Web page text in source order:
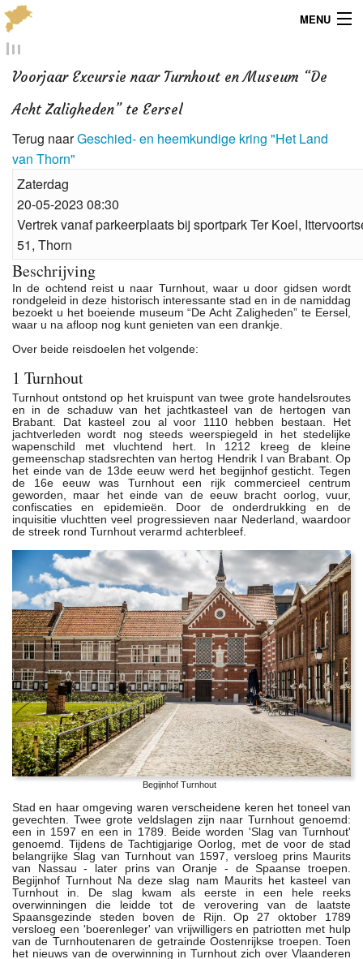
MENU
Menu
Dialect
Locaties
Kaarten
Overig
Verenigingsinfo
Voorjaar Excursie naar Turnhout en Museum “De
Acht Zaligheden” te Eersel
Terug naarGeschied- en heemkundige kring "Het Land
van Thorn"
Zaterdag
20-05-2023 08:30
Vertrek vanaf parkeerplaats bij sportpark Ter Koel,
51, Thorn
Beschrijving
In de ochtend reist u naar Turnhout, waar u door gidsen wordt
rondgeleid in deze historisch interessante stad en in de namiddag
bezoekt u het boeiende museum “De Acht Zaligheden” te Eersel,
waar u na afloop nog kunt genieten van een drankje.
Over beide reisdoelen het volgende:
1 Turnhout
Turnhout ontstond op het kruispunt van twee grote handelsroutes
en in de schaduw van het jachtkasteel van de hertogen van
Brabant. Dat kasteel zou al voor 1110 hebben bestaan. Het
jachtverleden wordt nog steeds weerspiegeld in het stedelijke
wapenschild met vluchtend hert. In 1212 kreeg de kleine
gemeenschap stadsrechten van hertog Hendrik I van Brabant. Op
het einde van de 13de eeuw werd het begijnhof gesticht. Tegen
de 16e eeuw was Turnhout een rijk commercieel centrum
geworden, maar het einde van de eeuw bracht oorlog, vuur,
confiscaties en epidemieën. Door de onderdrukking en de
inquisitie vluchtten veel progressieven naar Nederland, waardoor
de streek rond Turnhout verarmd achterbleef.
Begijnhof Turnhout
Stad en haar omgeving waren verscheidene keren het toneel van
gevechten. Twee grote veldslagen zijn naar Turnhout genoemd:
een in 1597 en een in 1789. Beide worden 'Slag van Turnhout'
genoemd. Tijdens de Tachtigjarige Oorlog, met de voor de stad
belangrijke Slag van Turnhout van 1597, versloeg prins Maurits
van Nassau - later prins van Oranje - de Spaanse troepen.
Begijnhof Turnhout Na deze slag nam Maurits het kasteel van
Turnhout in. De slag kwam als eerste in een hele reeks
overwinningen die leidde tot de verovering van de laatste
Spaansgezinde steden boven de Rijn. Op 27 oktober 1789
versloeg een 'boerenleger' van vrijwilligers en patriotten met hulp
van de Turnhoutenaren de getrainde Oostenrijkse troepen. Toen
het nieuws van de overwinning in Turnhout zich over Vlaanderen